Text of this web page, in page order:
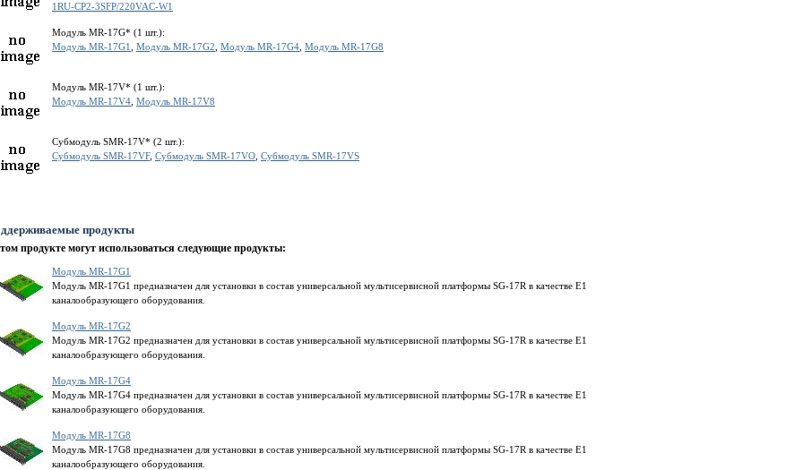
1RU-CP2-3SFP/220VAC-W1
Модуль MR-17G* (1 шт.):
Модуль MR-17G1
Модуль MR-17G2 Модуль MR-17G4 Модуль MR-17G8
Модуль MR-17V* (1 шт.):
Модуль MR-17V4 Модуль MR-17V8
Субмодуль SMR-17V* (2 шт.):
Субмодуль SMR-17VF, Субмодуль SMR-17VO Субмодуль SMR-17VS
продукты
продукте могут использоваться следующие продукты:
Модуль MR-17G1
Модуль MR-17G1 предназначен для установки в состав универсальной мультисервисной платформы SG-17R в качестве E1
каналообразующего оборудования.
Модуль MR-17G2
Модуль MR-17G2 предназначен для установки в состав универсальной мультисервисной платформы SG-17R в качестве E1
каналообразующего оборудования.
Модуль MR-17G4
Модуль MR-17G4 предназначен для установки в состав универсальной мультисервисной платформы SG-17R в качестве E1
каналообразующего оборудования.
Модуль MR-17G8
Модуль MR-17G8 предназначен для установки в состав универсальной мультисервисной платформы SG-17R в качестве E1
каналообразующего оборудования.